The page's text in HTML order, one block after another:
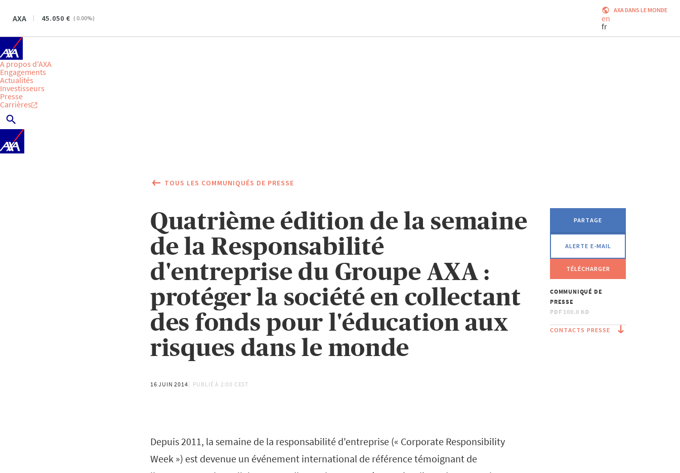
AXA 45.050 ( 0.00%)
AXA DANS LE MONDE
en
fr
A propos d'AXA
Engagements
Actualités
Investisseurs
Presse
Carrières
TOUS LES COMMUNIQUÉS DE PRESSE
Quatrième édition de la semaine
de la Responsabilité
d'entreprise du Groupe AXA :
protéger la société en collectant
des fonds pour l'éducation aux
risques dans le monde
PARTAGE
ALERTE E-MAIL
TÉLÉCHARGER
COMMUNIQUÉ DE
PRESSE
PDF 100.0 KO
CONTACTS PRESSE
16 JUIN 2014 PUBLIÉ À 2:00 CEST
Depuis 2011, la semaine de la responsabilité d'entreprise (« Corporate Responsibility
Week ») est devenue un événement international de référence témoignant de